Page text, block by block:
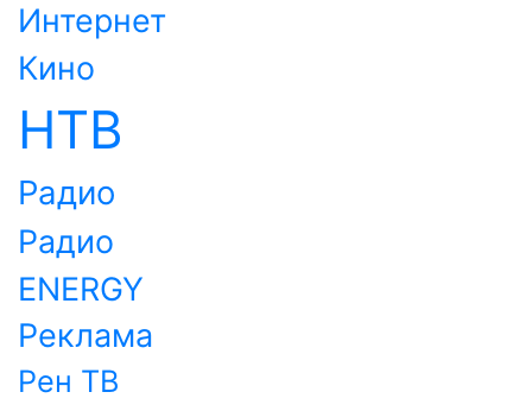
Интернет
Кино
НТВ
Радио
Радио
ENERGY
Реклама
Рен ТВ